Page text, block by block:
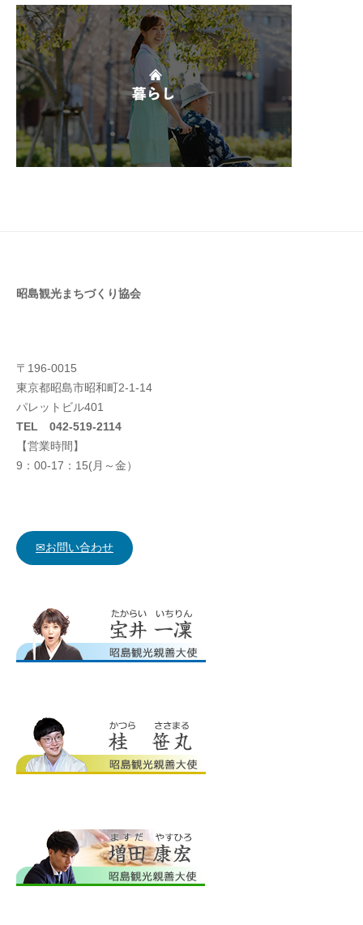
昭島観光まちづくり協会
〒196-0015
東京都昭島市昭和町2-1-14
パレットビル401
TEL 042-519-2114
【営業時間】
9：00-17：15(月～金）
✉お問い合わせ